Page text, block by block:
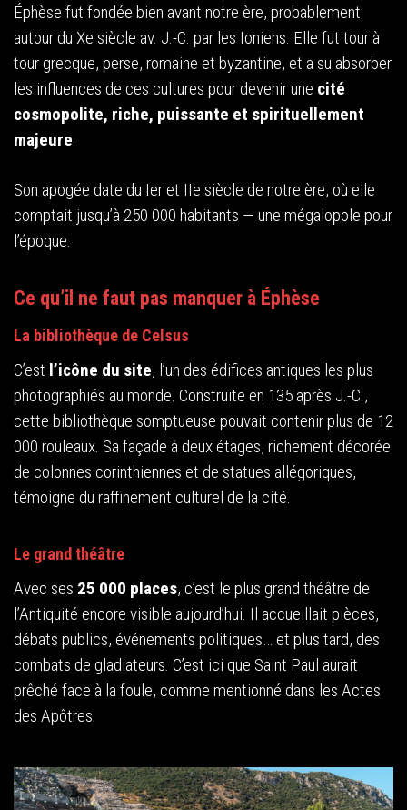
Éphèse fut fondée bien avant notre ère, probablement
autour du Xe siècle av. J.-C. par les Ioniens. Elle fut tour à
tour grecque, perse, romaine et byzantine, et a su absorber
les influences de ces cultures pour devenir une cité
cosmopolite, riche, puissante et spirituellement
majeure.
Son apogée date du Ier et IIe siècle de notre ère, où elle
comptait jusqu’à 250 000 habitants — une mégalopole pour
l’époque.
Ce qu’il ne faut pas manquer à Éphèse
La bibliothèque de Celsus
C’est l’icône du site, l’un des édifices antiques les plus
photographiés au monde. Construite en 135 après J.-C.,
cette bibliothèque somptueuse pouvait contenir plus de 12
000 rouleaux. Sa façade à deux étages, richement décorée
de colonnes corinthiennes et de statues allégoriques,
témoigne du raffinement culturel de la cité.
Le grand théâtre
Avec ses 25 000 places, c’est le plus grand théâtre de
l’Antiquité encore visible aujourd’hui. Il accueillait pièces,
débats publics, événements politiques… et plus tard, des
combats de gladiateurs. C’est ici que Saint Paul aurait
prêché face à la foule, comme mentionné dans les Actes
des Apôtres.